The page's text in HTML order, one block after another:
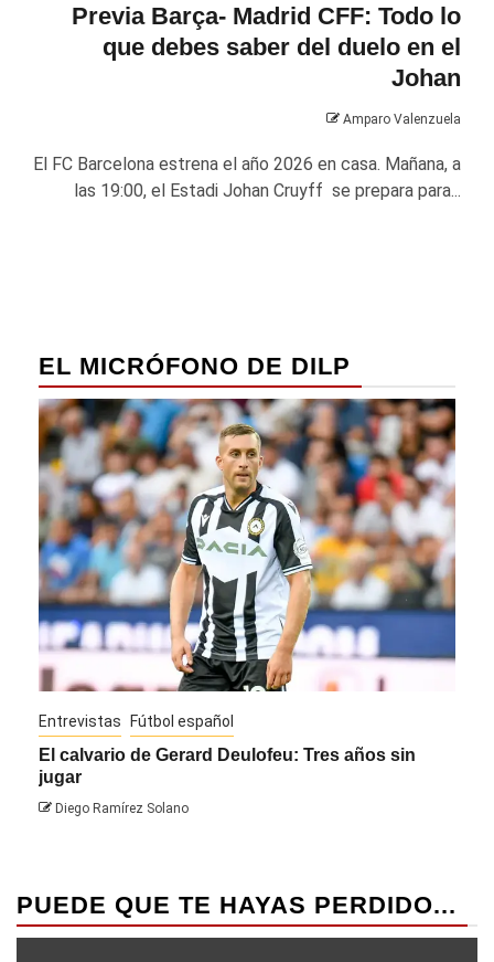
Previa Barça- Madrid CFF: Todo lo
que debes saber del duelo en el
Johan
Amparo Valenzuela
El FC Barcelona estrena el año 2026 en casa. Mañana, a
las 19:00, el Estadi Johan Cruyff se prepara para...
EL MICRÓFONO DE DILP
Entrevistas Fútbol español
El calvario de Gerard Deulofeu: Tres años sin
jugar
Diego Ramírez Solano
PUEDE QUE TE HAYAS PERDIDO...